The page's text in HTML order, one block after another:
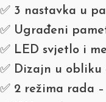
✅ 3 nastavka u
✅ Ugrađeni
✅ LED svjetlo i
✅ Dizajn u obliku
✅ 2 režima rada